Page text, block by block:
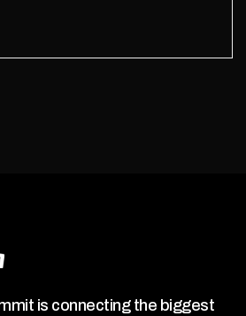
is connecting the biggest